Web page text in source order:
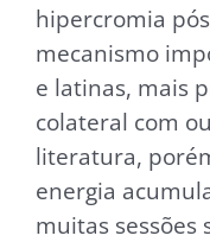
hipercromia
mecanismo
e latinas, mais
colateral com
literatura,
energia
muitas sessões